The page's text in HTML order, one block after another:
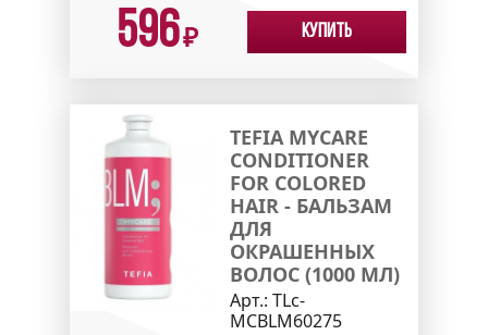
596₽ Купить
TEFIA MYCARE
CONDITIONER
FOR СOLORED
HAIR - БАЛЬЗАМ
ДЛЯ
ОКРАШЕННЫХ
ВОЛОС (1000 МЛ)
Арт.: TLc-
MCBLM60275